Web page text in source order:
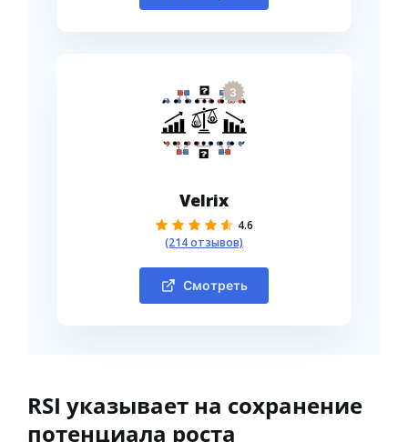
3
Velrix
4.6
(214 отзывов)
Смотреть
RSI указывает на сохранение
потенциала роста